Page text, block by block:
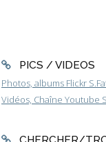
PICS / VIDEOS
Photos, albums Flickr
Vidéos, Chaîne Youtube